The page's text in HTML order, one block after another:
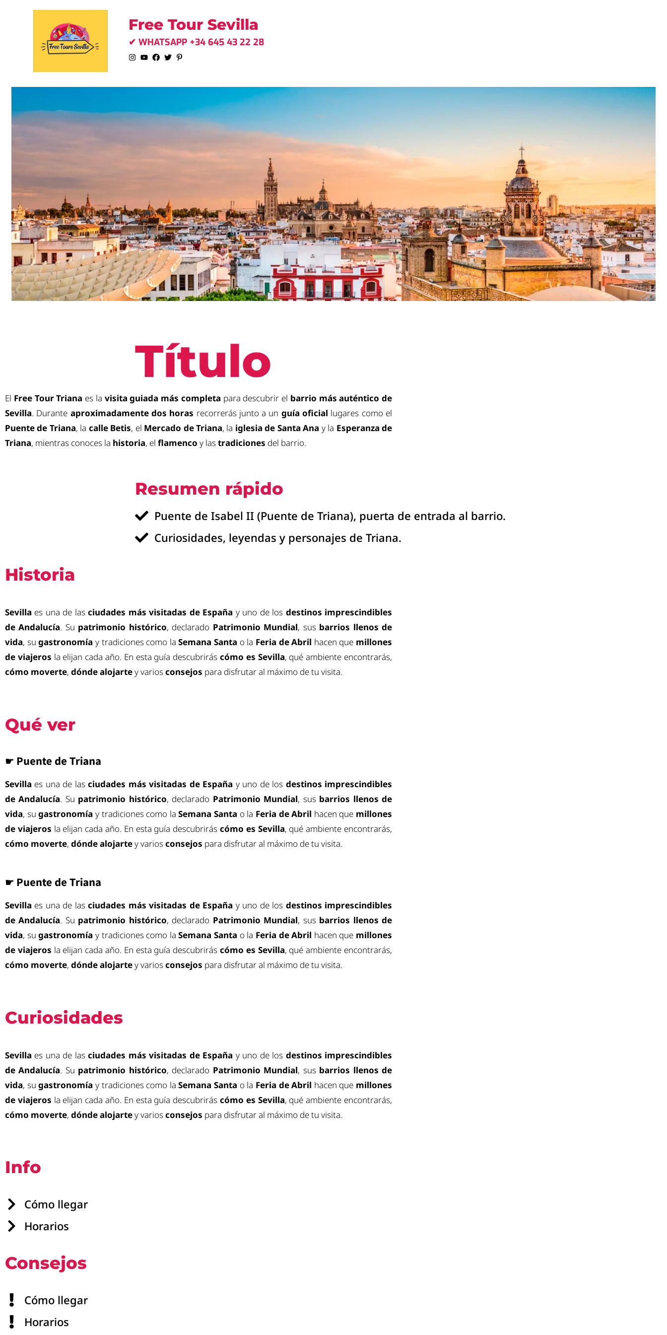
Free Tour Sevilla
✔ WHATSAPP +34 645 43 22 28
Título
El Free Tour Triana es la visita guiada más completa para descubrir el barrio más auténtico de
Sevilla. Durante aproximadamente dos horas recorrerás junto a un guía oficial lugares como el
Puente de Triana, la calle Betis, el Mercado de Triana, la iglesia de Santa Ana y la Esperanza de
Triana, mientras conoces la historia, el flamenco y lastradiciones del barrio.
Resumen rápido
Puente de Isabel II (Puente de Triana), puerta de entrada al barrio.
Curiosidades, leyendas y personajes de Triana.
Historia
Sevilla es una de lasciudades más visitadas de España y uno de los destinos imprescindibles
de Andalucía. Su patrimonio histórico, declarado Patrimonio Mundial, sus barrios llenos de
vida, sugastronomía y tradiciones como laSemana Santa o la Feria de Abril hacen que millones
de viajeros la elijan cada año. En esta guía descubriráscómo es Sevilla, qué ambiente encontrarás,
cómo moverte, dónde alojartey variosconsejos para disfrutar al máximo de tu visita.
Qué ver
☛ Puente de Triana
Sevilla es una de lasciudades más visitadas de España y uno de los destinos imprescindibles
de Andalucía. Su patrimonio histórico, declarado Patrimonio Mundial, sus barrios llenos de
vida, sugastronomía y tradiciones como laSemana Santa o la Feria de Abril hacen que millones
de viajeros la elijan cada año. En esta guía descubriráscómo es Sevilla, qué ambiente encontrarás,
cómo moverte, dónde alojartey variosconsejos para disfrutar al máximo de tu visita.
☛ Puente de Triana
Sevilla es una de lasciudades más visitadas de España y uno de los destinos imprescindibles
de Andalucía. Su patrimonio histórico, declarado Patrimonio Mundial, sus barrios llenos de
vida, sugastronomía y tradiciones como laSemana Santa o la Feria de Abril hacen que millones
de viajeros la elijan cada año. En esta guía descubriráscómo es Sevilla, qué ambiente encontrarás,
cómo moverte, dónde alojartey variosconsejos para disfrutar al máximo de tu visita.
Curiosidades
Sevilla es una de lasciudades más visitadas de España y uno de los destinos imprescindibles
de Andalucía. Su patrimonio histórico, declarado Patrimonio Mundial, sus barrios llenos de
vida, sugastronomía y tradiciones como laSemana Santa o la Feria de Abril hacen que millones
de viajeros la elijan cada año. En esta guía descubriráscómo es Sevilla, qué ambiente encontrarás,
cómo moverte, dónde alojartey variosconsejos para disfrutar al máximo de tu visita.
Info
Cómo llegar
Horarios
Consejos
Cómo llegar
Horarios